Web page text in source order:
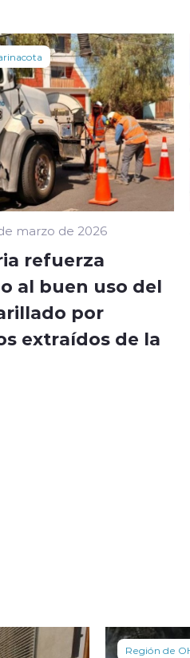
marzo de 2026
refuerza
al buen uso del
por
extraídos de la
Región de